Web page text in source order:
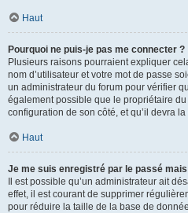
Haut
Pourquoi ne puis-je pas me connecter ?
Plusieurs raisons pourraient expliquer
nom d’utilisateur et votre mot de passe
un administrateur du forum pour vérifier
également possible que le propriétaire
configuration de son côté, et qu’il devra la
Haut
Je me suis enregistré par le passé
Il est possible qu’un administrateur ait
effet, il est courant de supprimer
pour réduire la taille de la base de